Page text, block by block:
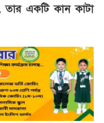
তার একটি কান কাটা